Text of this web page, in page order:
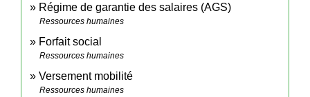
Régime de garantie des salaires (AGS)
Ressources humaines
Forfait social
Ressources humaines
Versement mobilité
Ressources humaines